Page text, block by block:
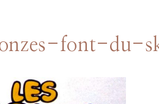
font-du-